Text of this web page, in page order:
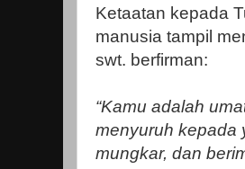
Ketaatan kepada
manusia tampil
swt. berfirman:
“Kamu adalah
menyuruh kepada
mungkar, dan